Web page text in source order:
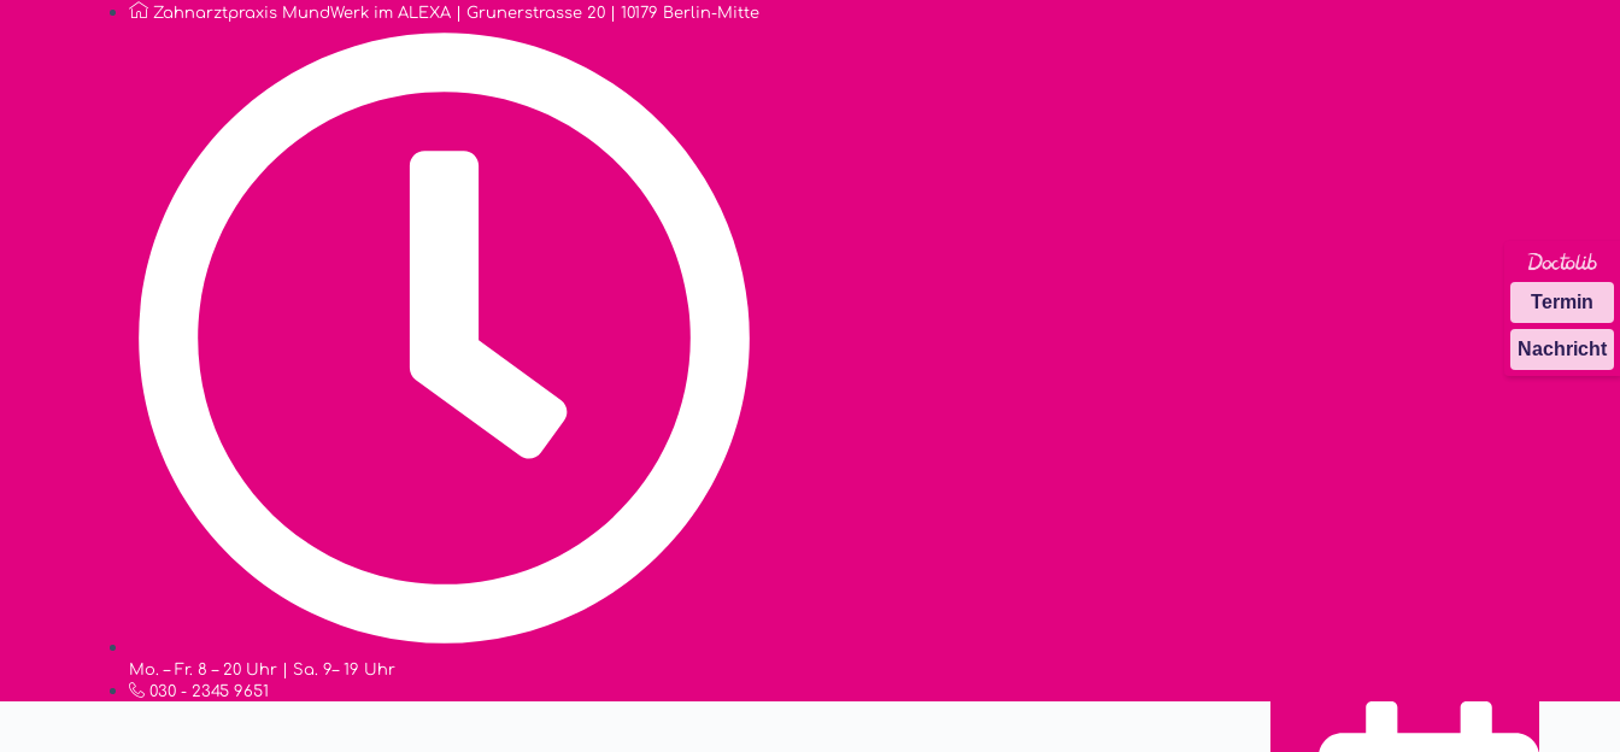
Zahnarztpraxis MundWerk im ALEXA | Grunerstrasse 20 | 10179 Berlin-Mitte
Mo. – Fr. 8 – 20 Uhr | Sa. 9– 19 Uhr
030 - 2345 9651
Termin
Nachricht